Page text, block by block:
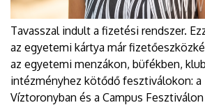
Tavasszal indult a fizetési rendszer.
az egyetemi kártya már
az egyetemi menzákon, büfékben,
intézményhez kötődő fesztiválokon: a
Víztoronyban és a Campus